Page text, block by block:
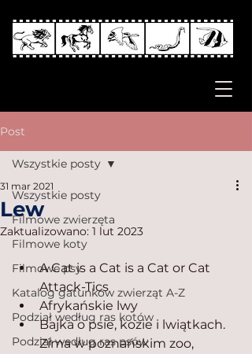
Post
Wszystkie posty
Filmowe zwierzęta
Filmowe koty
Filmowe psy
Katalog gatunków zwierząt A-Z
Podział według ras kotów
Podział według ras psów
Wszystkie posty
Lew
31 mar 2021
Zaktualizowano: 1 lut 2023
A Cat is a Cat is a Cat or Cat
Attack-Tics
Afrykańskie lwy
Bajka o psie, kozie i lwiątkach.
Zima w poznańskim zoo,